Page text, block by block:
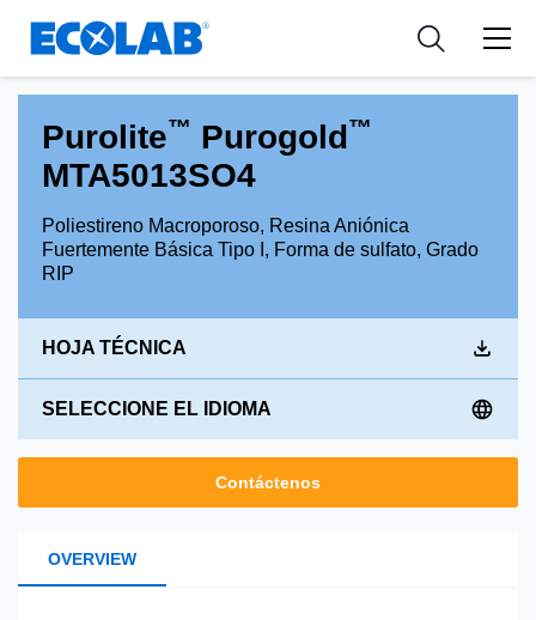
Resources
Aplicación
Nutraceuticals
Empresa
Tipo de producto
Purolite™ Purogold™
MTA5013SO4
Poliestireno Macroporoso, Resina Aniónica
Fuertemente Básica Tipo I, Forma de sulfato, Grado
RIP
HOJA TÉCNICA
SELECCIONE EL IDIOMA
Contáctenos
OVERVIEW